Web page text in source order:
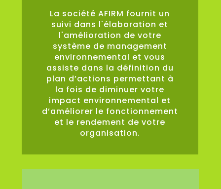
La société AFIRM fournit un
suivi dans l'élaboration et
l'amélioration de votre
système de management
environnemental et vous
assiste dans la définition du
plan d’actions permettant à
la fois de diminuer votre
impact environnemental et
d’améliorer le fonctionnement
et le rendement de votre
organisation.